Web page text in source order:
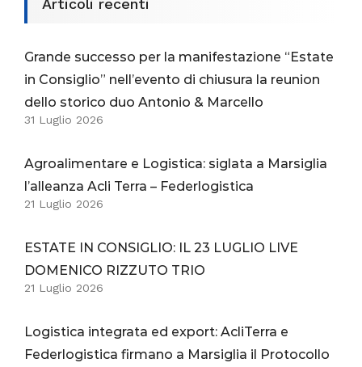
Articoli recenti
Grande successo per la manifestazione “Estate
in Consiglio” nell’evento di chiusura la reunion
dello storico duo Antonio & Marcello
31 Luglio 2026
Agroalimentare e Logistica: siglata a Marsiglia
l’alleanza Acli Terra – Federlogistica
21 Luglio 2026
ESTATE IN CONSIGLIO: IL 23 LUGLIO LIVE
DOMENICO RIZZUTO TRIO
21 Luglio 2026
Logistica integrata ed export: AcliTerra e
Federlogistica firmano a Marsiglia il Protocollo